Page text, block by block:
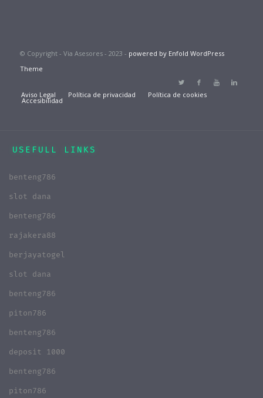
© Copyright - Via Asesores - 2023 - powered by Enfold WordPress
Theme
Aviso Legal Política de privacidad Política de cookies
Accesibilidad
USEFULL LINKS
benteng786
slot dana
benteng786
rajakera88
berjayatogel
slot dana
benteng786
piton786
benteng786
deposit 1000
benteng786
piton786